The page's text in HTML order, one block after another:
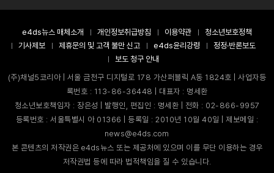
e4ds뉴스 매체소개 개인정보취급방침 이용약관
청소년보호정책
기사제보
제휴문의 및 고객 불만 신고 e4ds윤리강령
정정·반론보도
보도 청구 안내
(주)채널5코리아 | 서울 금천구 디지털로 178 가산퍼블릭 A동 1824호 | 사업자등
록번호 : 113-86-36448 | 대표자 : 명세환
청소년보호책임자 : 장은성 | 발행인, 편집인 : 명세환 | 전화 : 02-866-9957
등록번호 : 서울특별시 아 01366 | 등록일 : 2010년 10월 40일 | 제보메일 :
news@e4ds.com
본 콘텐츠의 저작권은 e4ds뉴스 또는 제공처에 있으며 이를 무단 이용하는 경우
저작권법 등에 따라 법적책임을 질 수 있습니다.